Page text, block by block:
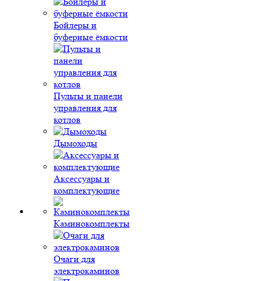
Бойлеры и
буферные ёмкости
Пульты и панели
управления для
котлов
Дымоходы
Аксессуары и
комплектующие
Каминокомплекты
Очаги для
электрокаминов